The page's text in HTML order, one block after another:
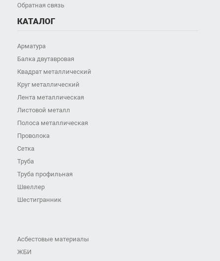
Обратная связь
КАТАЛОГ
Арматура
Балка двутавровая
Квадрат металлический
Круг металлический
Лента металлическая
Листовой металл
Полоса металлическая
Проволока
Сетка
Труба
Труба профильная
Швеллер
Шестигранник
Асбестовые материалы
ЖБИ